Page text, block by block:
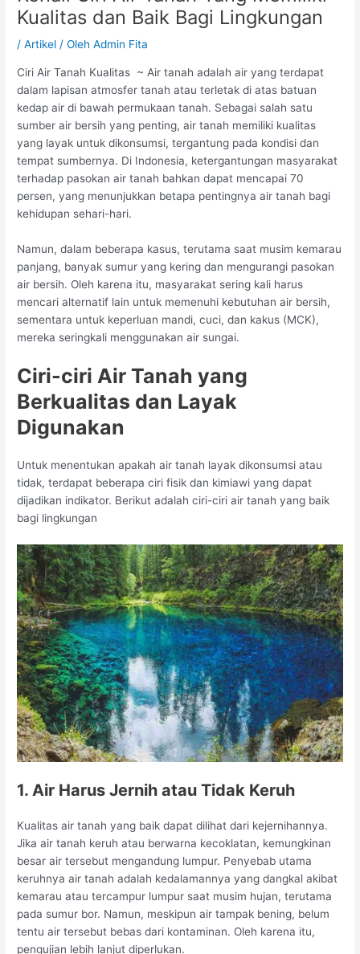
Kualitas dan Baik Bagi Lingkungan
/Artikel / OlehAdmin Fita
Ciri Air Tanah Kualitas ~ Air tanah adalah air yang terdapat
dalam lapisan atmosfer tanah atau terletak di atas batuan
kedap air di bawah permukaan tanah. Sebagai salah satu
sumber air bersih yang penting, air tanah memiliki kualitas
yang layak untuk dikonsumsi, tergantung pada kondisi dan
tempat sumbernya. Di Indonesia, ketergantungan masyarakat
terhadap pasokan air tanah bahkan dapat mencapai 70
persen, yang menunjukkan betapa pentingnya air tanah bagi
kehidupan sehari-hari.
Namun, dalam beberapa kasus, terutama saat musim kemarau
panjang, banyak sumur yang kering dan mengurangi pasokan
air bersih. Oleh karena itu, masyarakat sering kali harus
mencari alternatif lain untuk memenuhi kebutuhan air bersih,
sementara untuk keperluan mandi, cuci, dan kakus (MCK),
mereka seringkali menggunakan air sungai.
Ciri-ciri Air Tanah yang
Berkualitas dan Layak
Digunakan
Untuk menentukan apakah air tanah layak dikonsumsi atau
tidak, terdapat beberapa ciri fisik dan kimiawi yang dapat
dijadikan indikator. Berikut adalah ciri-ciri air tanah yang baik
bagi lingkungan
1. Air Harus Jernih atau Tidak Keruh
Kualitas air tanah yang baik dapat dilihat dari kejernihannya.
Jika air tanah keruh atau berwarna kecoklatan, kemungkinan
besar air tersebut mengandung lumpur. Penyebab utama
keruhnya air tanah adalah kedalamannya yang dangkal akibat
kemarau atau tercampur lumpur saat musim hujan, terutama
pada sumur bor. Namun, meskipun air tampak bening, belum
tentu air tersebut bebas dari kontaminan. Oleh karena itu,
pengujian lebih lanjut diperlukan.